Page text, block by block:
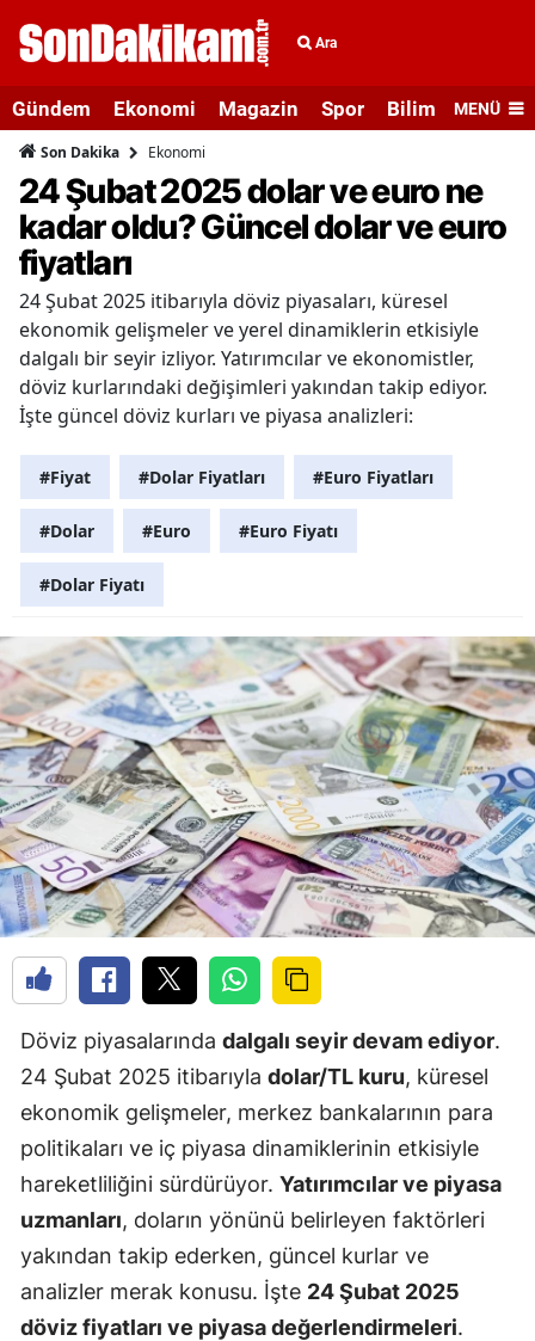
Ara
Gündem Ekonomi Magazin Spor Bilim veMENÜ
Son Dakika Ekonomi
24 Şubat 2025 dolar ve euro ne
kadar oldu? Güncel dolar ve euro
fiyatları
24 Şubat 2025 itibarıyla döviz piyasaları, küresel
ekonomik gelişmeler ve yerel dinamiklerin etkisiyle
dalgalı bir seyir izliyor. Yatırımcılar ve ekonomistler,
döviz kurlarındaki değişimleri yakından takip ediyor.
İşte güncel döviz kurları ve piyasa analizleri:
#Fiyat #Dolar Fiyatları #Euro Fiyatları
#Dolar #Euro #Euro Fiyatı
#Dolar Fiyatı
Döviz piyasalarında dalgalı seyir devam ediyor.
24 Şubat 2025 itibarıyla dolar/TL kuru, küresel
ekonomik gelişmeler, merkez bankalarının para
politikaları ve iç piyasa dinamiklerinin etkisiyle
hareketliliğini sürdürüyor. Yatırımcılar ve piyasa
uzmanları, doların yönünü belirleyen faktörleri
yakından takip ederken, güncel kurlar ve
analizler merak konusu. İşte 24 Şubat 2025
döviz fiyatları ve piyasa değerlendirmeleri.